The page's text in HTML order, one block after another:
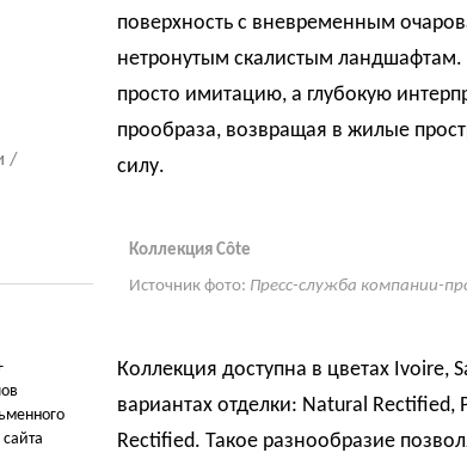
/
поверхность с вневременным
нетронутым скалистым ландшафтам.
просто имитацию, а глубокую
прообраза, возвращая в жилые
силу.
Коллекция Côte
Источник фото: Пресс-служба компании-
Коллекция доступна в цветах Ivoire,
вариантах отделки: Natural Rectified,
Rectified. Такое разнообразие